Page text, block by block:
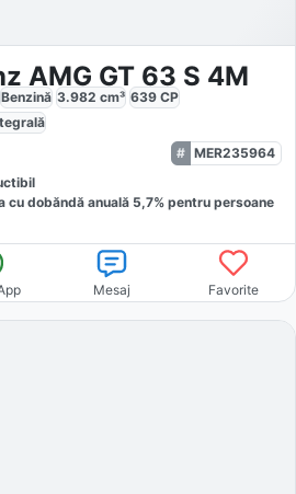
AMG GT 63 S 4M
Benzină 3.982 cm³ 639 CP
MER235964
cu dobăndă anuală 5,7% pentru persoane
Mesaj Favorite